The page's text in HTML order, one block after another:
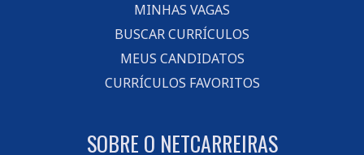
MINHAS VAGAS
BUSCAR CURRÍCULOS
MEUS CANDIDATOS
CURRÍCULOS FAVORITOS
SOBRE O NETCARREIRAS